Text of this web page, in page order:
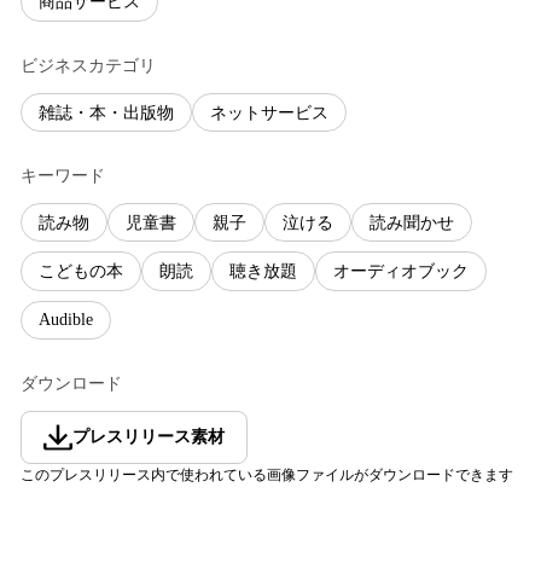
ビジネスカテゴリ
雑誌・本・出版物 ネットサービス
キーワード
読み物 児童書 親子 泣ける 読み聞かせ
こどもの本 朗読 聴き放題 オーディオブック
Audible
ダウンロード
プレスリリース素材
このプレスリリース内で使われている画像ファイルがダウンロードできます